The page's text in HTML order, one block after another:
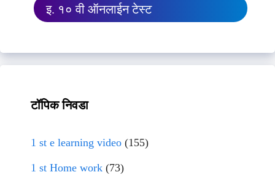
इ. १० वी ऑनलाईन टेस्ट
टॉपिक निवडा
1 st e learning video (155)
1 st Home work (73)